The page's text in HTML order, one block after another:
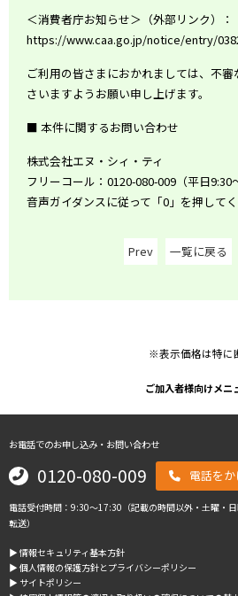
＜消費者庁お知らせ＞（外部リンク）：
https://www.caa.go.jp/notice/entry/
ご利用の皆さまにおかれましては、不
さいますようお願い申し上げます。
■ 本件に関するお問い合わせ
株式会社エヌ・シィ・ティ
フリーコール：0120-080-009（平日9:30
音声ガイダンスに従って「0」を押してく
Prev 一覧に戻る
※表示価格は特に
ご加入者様向けメニ
お電話でのお申し込み・お問い合わせ
0120-080-009 電話をか
電話受付時間：9:30～17:30（記載の時間以外・土曜・
転送）
▶︎ 情報セキュリティ基本方針
▶︎ 個人情報の保護方針とプライバシーポリシー
▶︎ サイトポリシー